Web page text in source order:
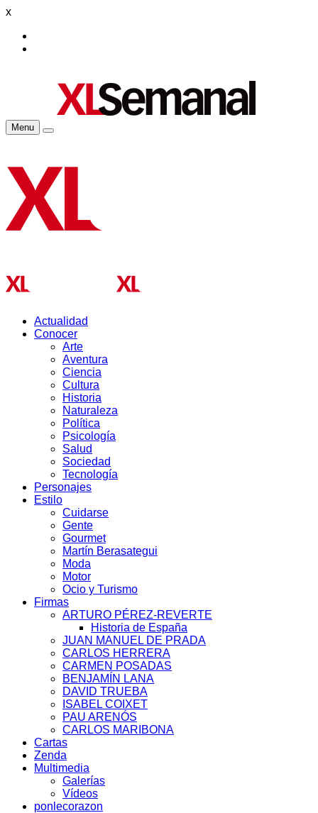
x
Menu
Actualidad
Conocer
Arte
Aventura
Ciencia
Cultura
Historia
Naturaleza
Política
Psicología
Salud
Sociedad
Tecnología
Personajes
Estilo
Cuidarse
Gente
Gourmet
Martín Berasategui
Moda
Motor
Ocio y Turismo
Firmas
ARTURO PÉREZ-REVERTE
Historia de España
JUAN MANUEL DE PRADA
CARLOS HERRERA
CARMEN POSADAS
BENJAMÍN LANA
DAVID TRUEBA
ISABEL COIXET
PAU ARENÓS
CARLOS MARIBONA
Cartas
Zenda
Multimedia
Galerías
Vídeos
ponlecorazon